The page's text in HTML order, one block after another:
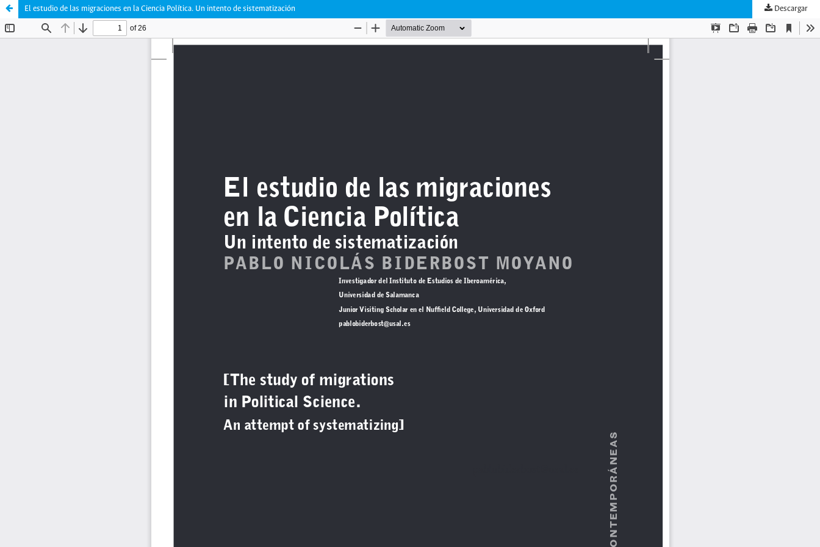
El estudio de las migraciones en la Ciencia Política. Un intento de sistematización Descargar